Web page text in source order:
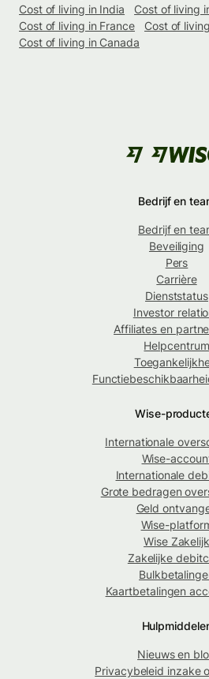
Cost of living in India
Cost of living
Cost of living in France
Cost of
Cost of living in Canada
Bedrijf en
Bedrijf en
Beveiliging
Pers
Carrière
Dienststatus
Investor
Affiliates en
Helpcentrum
Wise-
Internationale
Wise-
Internationale
Grote bedragen
Geld
Wise-
Wise Zakelijk
Zakelijke
Kaartbetalingen
Nieuws en
Privacybeleid inzake